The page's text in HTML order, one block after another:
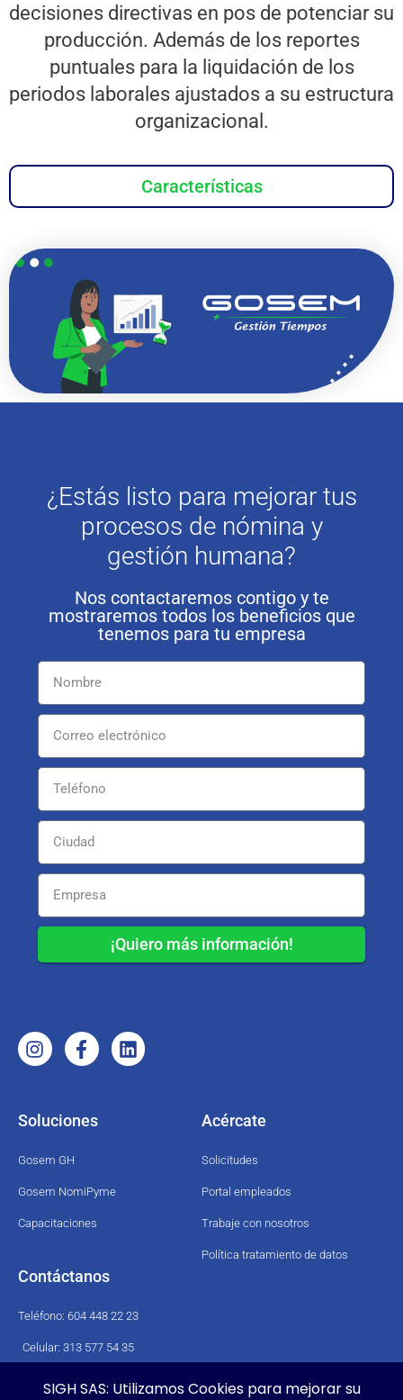
decisiones directivas en pos de potenciar su
producción. Además de los reportes
puntuales para la liquidación de los
periodos laborales ajustados a su estructura
organizacional.
Características
¿Estás listo para mejorar tus
procesos de nómina y
gestión humana?
Nos contactaremos contigo y te
mostraremos todos los beneficios que
tenemos para tu empresa
¡Quiero más información!
Soluciones
Gosem GH
Gosem NomiPyme
Capacitaciones
Acércate
Solicitudes
Portal empleados
Trabaje con nosotros
Política tratamiento de datos
Contáctanos
Teléfono: 604 448 22 23
Celular: 313 577 54 35
SIGH SAS: Utilizamos Cookies para mejorar su